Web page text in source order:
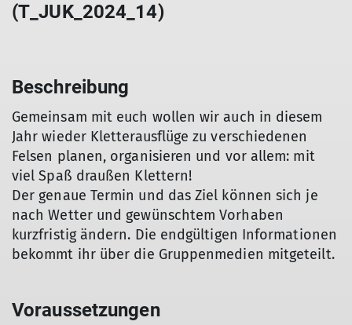
(T_JUK_2024_14)
Beschreibung
Gemeinsam mit euch wollen wir auch in diesem
Jahr wieder Kletterausflüge zu verschiedenen
Felsen planen, organisieren und vor allem: mit
viel Spaß draußen Klettern!
Der genaue Termin und das Ziel können sich je
nach Wetter und gewünschtem Vorhaben
kurzfristig ändern. Die endgültigen Informationen
bekommt ihr über die Gruppenmedien mitgeteilt.
Voraussetzungen